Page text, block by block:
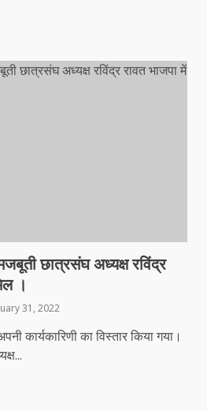
छात्रसंघ अध्यक्ष रविंद्र
।
31, 2022
कार्यकारिणी का विस्तार किया गया।